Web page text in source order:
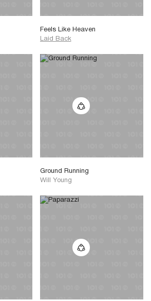
Feels Like Heaven
Laid Back
Ground Running
Will Young